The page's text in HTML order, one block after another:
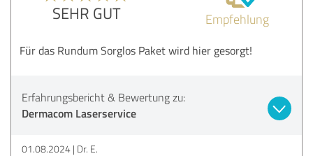
SEHR GUT Empfehlung
Für das Rundum Sorglos Paket wird hier gesorgt!
Erfahrungsbericht & Bewertung zu:
Dermacom Laserservice
01.08.2024 Dr. E.